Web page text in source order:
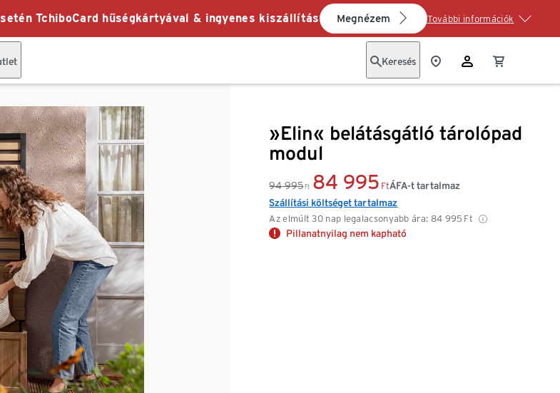
TchiboCard hűségkártyával & ingyenes kiszállítás Megnézem További információk
Keresés
»Elin« belátásgátló tárolópad
modul
94 995 Ft 84 995 Ft
Az elmúlt 30 nap legalacsonyabb ára: 84 995 Ft
ÁFA-t tartalmaz
Szállítási költséget tartalmaz
Pillanatnyilag nem kapható